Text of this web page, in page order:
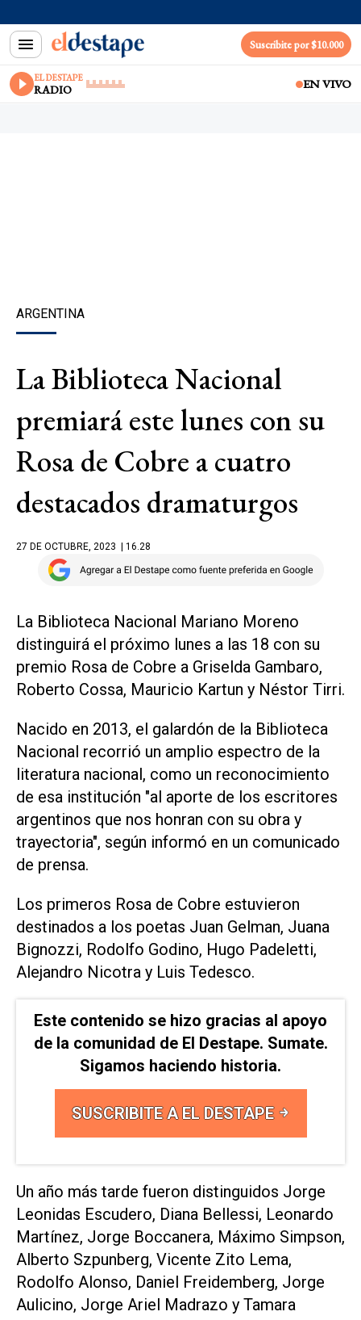
Suscribite por $10.000
EL DESTAPE
RADIO EN VIVO
ARGENTINA
La Biblioteca Nacional
premiará este lunes con su
Rosa de Cobre a cuatro
destacados dramaturgos
27 DE OCTUBRE, 2023 | 16.28
La Biblioteca Nacional Mariano Moreno
distinguirá el próximo lunes a las 18 con su
premio Rosa de Cobre a Griselda Gambaro,
Roberto Cossa, Mauricio Kartun y Néstor Tirri.
Nacido en 2013, el galardón de la Biblioteca
Nacional recorrió un amplio espectro de la
literatura nacional, como un reconocimiento
de esa institución "al aporte de los escritores
argentinos que nos honran con su obra y
trayectoria", según informó en un comunicado
de prensa.
Los primeros Rosa de Cobre estuvieron
destinados a los poetas Juan Gelman, Juana
Bignozzi, Rodolfo Godino, Hugo Padeletti,
Alejandro Nicotra y Luis Tedesco.
Este contenido se hizo gracias al apoyo
de la comunidad de El Destape. Sumate.
Sigamos haciendo historia.
SUSCRIBITE A EL DESTAPE
Un año más tarde fueron distinguidos Jorge
Leonidas Escudero, Diana Bellessi, Leonardo
Martínez, Jorge Boccanera, Máximo Simpson,
Alberto Szpunberg, Vicente Zito Lema,
Rodolfo Alonso, Daniel Freidemberg, Jorge
Aulicino, Jorge Ariel Madrazo y Tamara